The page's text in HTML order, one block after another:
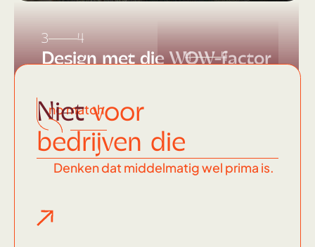
3 4
Design met die WOW-factor
4 4
no match
Nietvoor
bedrijven die
Denken dat middelmatig wel prima is.